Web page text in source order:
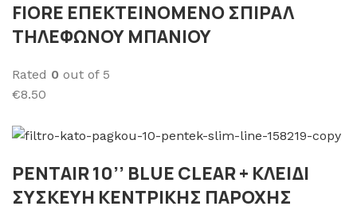
FΙORE ΕΠΕΚΤΕΙΝΟΜΕΝΟ ΣΠΙΡΑΛ
ΤΗΛΕΦΩΝΟΥ ΜΠΑΝΙΟΥ
Rated 0 out of 5
€8.50
PENTAIR 10’’ BLUE CLEAR + ΚΛΕΙΔΙ
ΣΥΣΚΕΥΗ ΚΕΝΤΡΙΚΗΣ ΠΑΡΟΧΗΣ